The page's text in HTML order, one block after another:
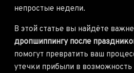
непростые недели.
В этой статье вы найдёте
дропшиппингу после
помогут превратить ваш
утечки прибыли в